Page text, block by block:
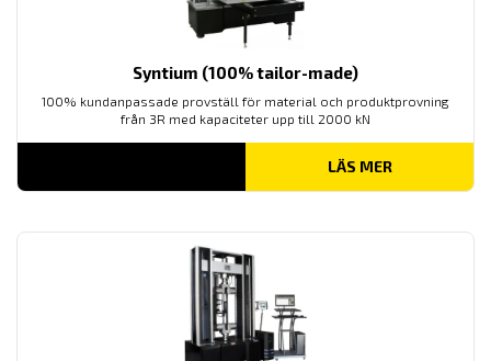
Syntium (100% tailor-made)
100% kundanpassade provställ för material och produktprovning
från 3R med kapaciteter upp till 2000 kN
LÄS MER